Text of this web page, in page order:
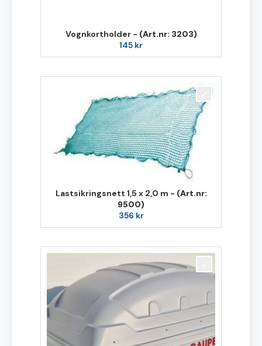
Vognkortholder - (Art.nr: 3203)
145 kr
Lastsikringsnett 1,5 x 2,0 m - (Art.nr:
9500)
356 kr